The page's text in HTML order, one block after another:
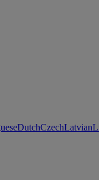
DutchCzechLatvian